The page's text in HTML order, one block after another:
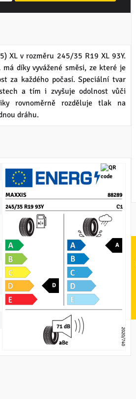
XL v rozměru 245/35 R19 XL 93Y.
má díky vyvážené směsi, ze které je
za každého počasí. Speciální tvar
a tím i zvyšuje odolnost vůči
rovnoměrně rozděluje tlak na
dráhu.
245/35 R19 93Y
MAXXIS 88289
D
A
71 dB
C1
2020/740
aBc